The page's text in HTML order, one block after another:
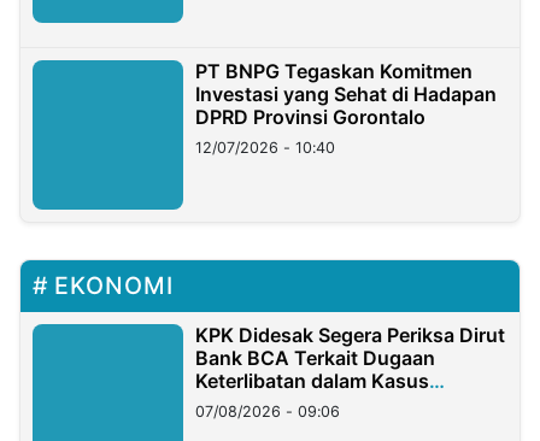
PT BNPG Tegaskan Komitmen
Investasi yang Sehat di Hadapan
DPRD Provinsi Gorontalo
12/07/2026 - 10:40
EKONOMI
KPK Didesak Segera Periksa Dirut
Bank BCA Terkait Dugaan
Keterlibatan dalam Kasus
Hilangnya Dana Nasabah Rp2,58
Miliar
07/08/2026 - 09:06